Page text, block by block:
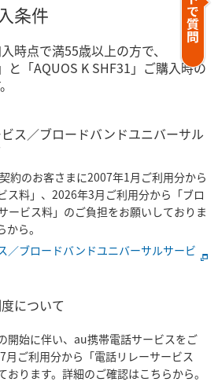
条件
時点で満55歳以上の方で、
と「AQUOS K SHF31」ご購入時の
ス／ブロードバンドユニバーサル
約のお客さまに2007年1月ご利用分から
ス料」、2026年3月ご利用分から「ブロ
ービス料」のご負担をお願いしておりま
ら。
／ブロードバンドユニバーサルサービ
について
開始に伴い、au携帯電話サービスをご
ご利用分から「電話リレーサービス
ります。詳細のご確認はこちらから。